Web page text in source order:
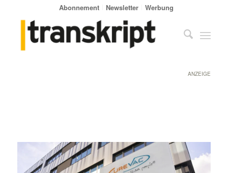
Abonnement Newsletter Werbung
ANZEIGE